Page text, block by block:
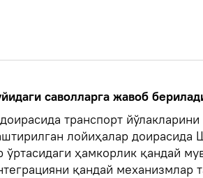
саволларга жавоб
транспорт
лойиҳалар
ўртасидаги ҳамкорлик қандай
қандай механизмлар